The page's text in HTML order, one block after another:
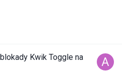
Kwik Toggle na